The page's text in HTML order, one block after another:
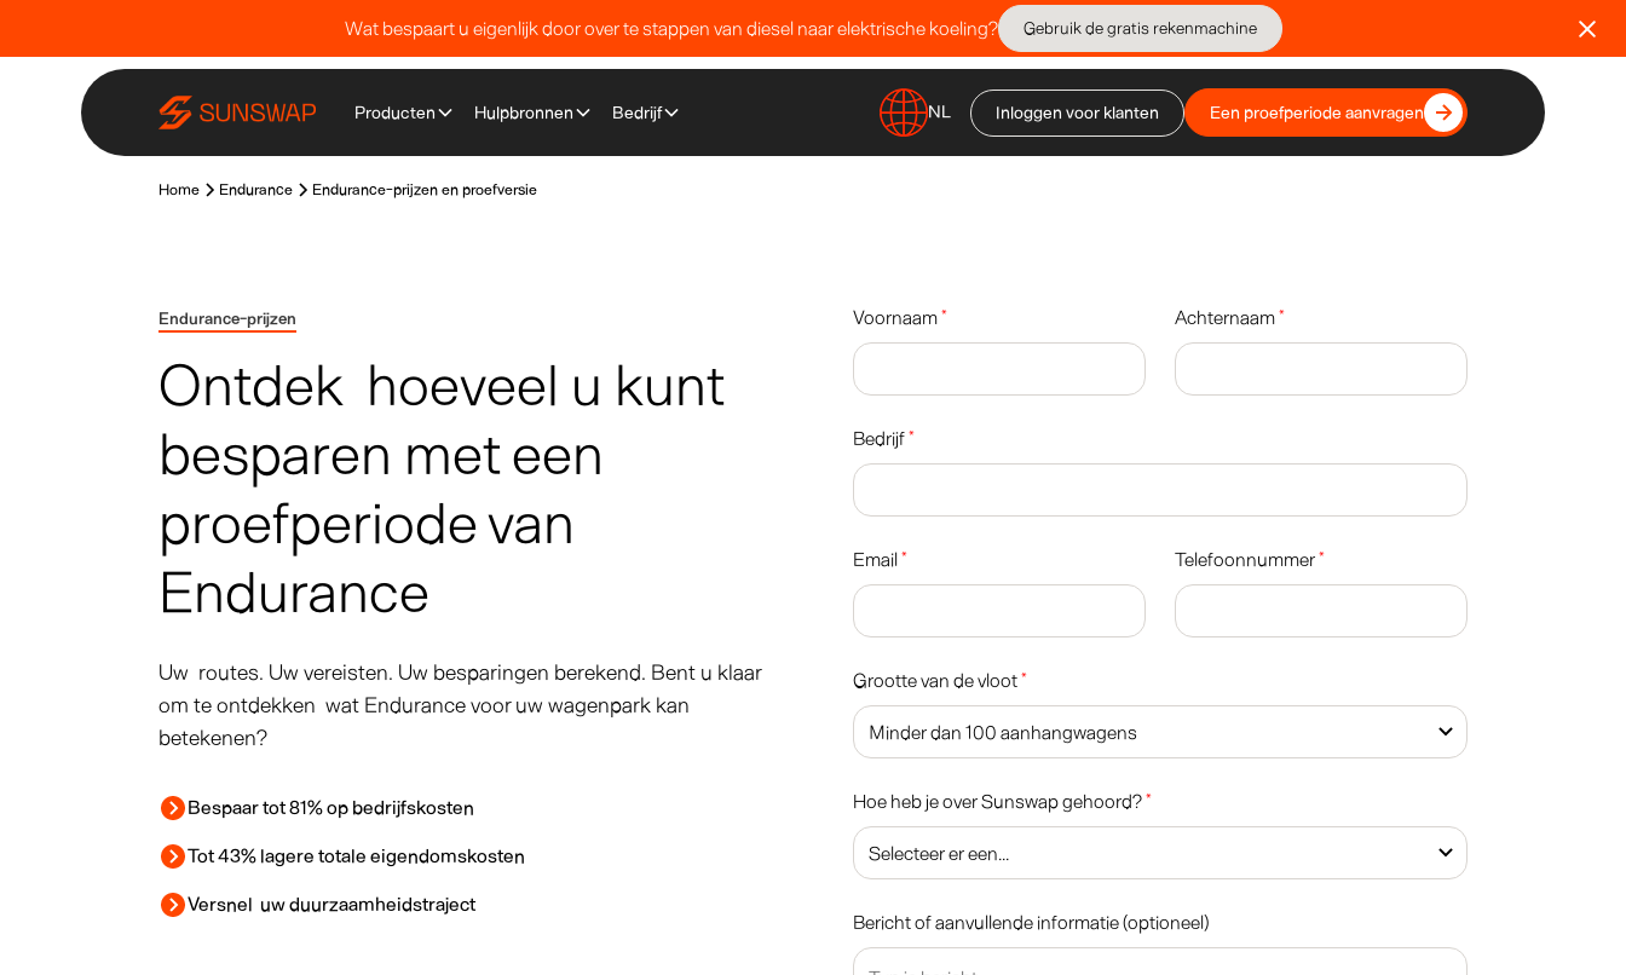
Wat bespaart u eigenlijk door over te stappen van diesel naar elektrische koeling? Gebruik de gratis rekenmachine
Producten Hulpbronnen Bedrijf NL Inloggen voor klanten Een proefperiode aanvragen
Home Endurance Endurance-prijzen en proefversie
Endurance-prijzen
Ontdek hoeveel u kunt
besparen met een
proefperiode van
Endurance
Uw routes. Uw vereisten. Uw besparingen berekend. Bent u klaar
om te ontdekken wat Endurance voor uw wagenpark kan
betekenen?
Bespaar tot 81% op bedrijfskosten
Tot 43% lagere totale eigendomskosten
Versnel uw duurzaamheidstraject
Voornaam* Achternaam*
Bedrijf*
Email* Telefoonnummer*
Grootte van de vloot*
Hoe heb je over Sunswap gehoord?*
Bericht of aanvullende informatie (optioneel)